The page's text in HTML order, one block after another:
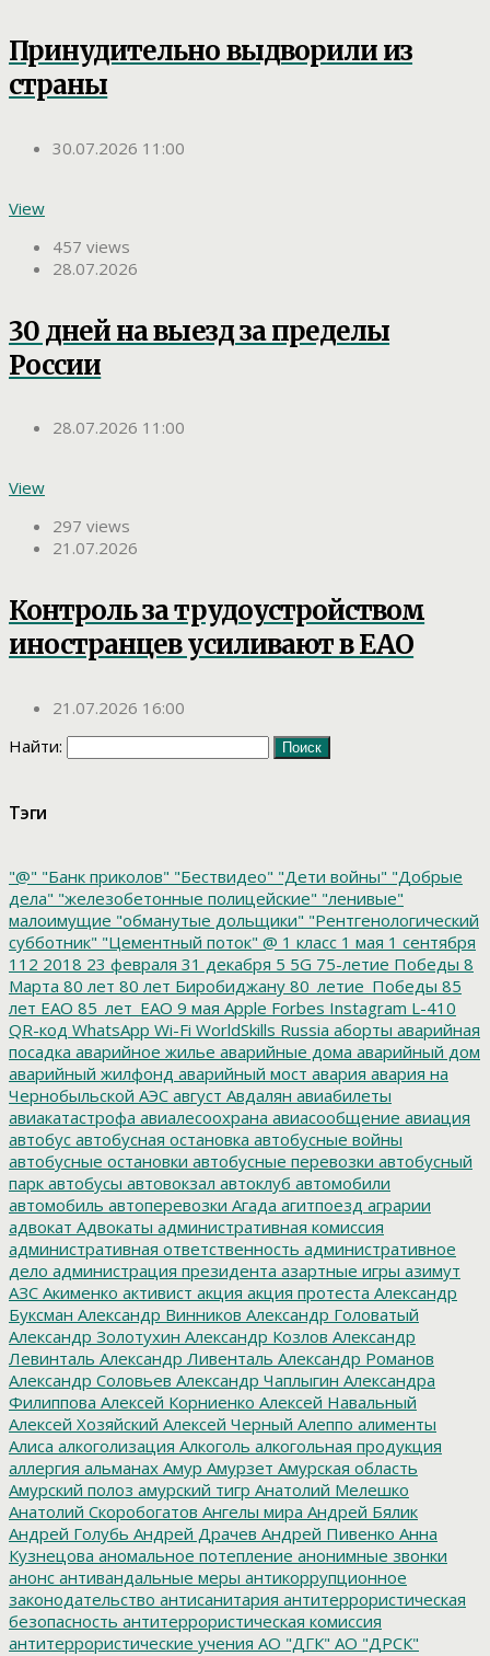
Принудительно выдворили из
страны
30.07.2026 11:00
View
457 views
28.07.2026
30 дней на выезд за пределы
России
28.07.2026 11:00
View
297 views
21.07.2026
Контроль за трудоустройством
иностранцев усиливают в ЕАО
21.07.2026 16:00
Найти:
Тэги
"@" "Банк приколов" "Бествидео" "Дети войны" "Добрые
дела" "железобетонные полицейские" "ленивые"
малоимущие "обманутые дольщики" "Рентгенологический
субботник" "Цементный поток" @ 1 класс 1 мая 1 сентября
112 2018 23 февраля 31 декабря 5 5G 75-летие Победы 8
Марта 80 лет 80 лет Биробиджану 80_летие_Победы 85
лет ЕАО 85_лет_ЕАО 9 мая Apple Forbes Instagram L-410
QR-код WhatsApp Wi-Fi WorldSkills Russia аборты аварийная
посадка аварийное жилье аварийные дома аварийный дом
аварийный жилфонд аварийный мост авария авария на
Чернобыльской АЭС август Авдалян авиабилеты
авиакатастрофа авиалесоохрана авиасообщение авиация
автобус автобусная остановка автобусные войны
автобусные остановки автобусные перевозки автобусный
парк автобусы автовокзал автоклуб автомобили
автомобиль автоперевозки Агада агитпоезд аграрии
адвокат Адвокаты административная комиссия
административная ответственность административное
дело администрация президента азартные игры азимут
АЗС Акименко активист акция акция протеста Александр
Буксман Александр Винников Александр Головатый
Александр Золотухин Александр Козлов Александр
Левинталь Александр Ливенталь Александр Романов
Александр Соловьев Александр Чаплыгин Александра
Филиппова Алексей Корниенко Алексей Навальный
Алексей Хозяйский Алексей Черный Алеппо алименты
Алиса алкоголизация Алкоголь алкогольная продукция
аллергия альманах Амур Амурзет Амурская область
Амурский полоз амурский тигр Анатолий Мелешко
Анатолий Скоробогатов Ангелы мира Андрей Бялик
Андрей Голубь Андрей Драчев Андрей Пивенко Анна
Кузнецова аномальное потепление анонимные звонки
анонс антивандальные меры антикоррупционное
законодательство антисанитария антитеррористическая
безопасность антитеррористическая комиссия
антитеррористические учения АО "ДГК" АО "ДРСК"